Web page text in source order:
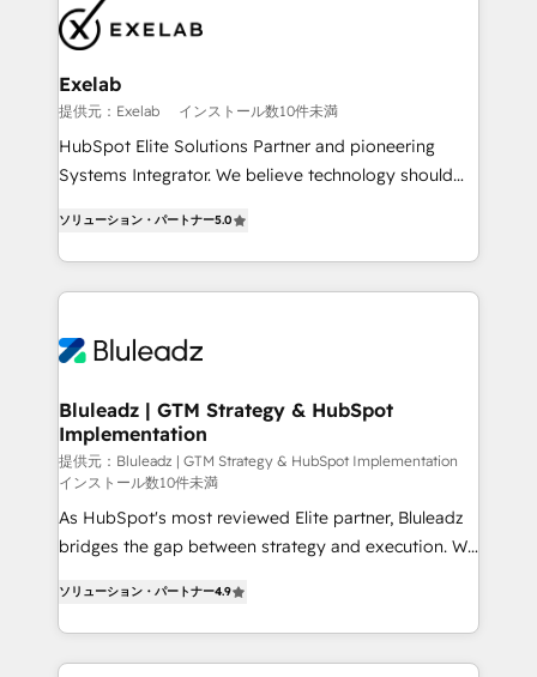
on delivering clean, scalable, AI-ready systems that
create long-term value and a consistently strong
ィブ・エージェンシーです。事業部・グループ会社・部
門が分立する組織で、データと業務プロセスのサイロ化
を、CRMを軸とした全社共通基盤に再構築します。意
思決定者・PMO・現場担当者に並走します。 1️⃣
HubSpot導入・活用支援 顧客データの一元化から、
GTMの見える化・自動化まで。全Hub統合運用、デー
2️⃣ AIエージェント組織構築 営業・マーケティング業務
の一部をAIが自律実行する組織への移行を設計・実装。
DX × AI推進のPMO伴走支援 複数部門をまたぐDX×AI変
革を、構想から実装・定着までPMOとして主導。「設
の統合・浸透・変革管理を実行します。 ▸ CMS戦略設
計・構築：リード獲得・CVR・SEOを前提にした情報設
計・導線設計・テンプレート設計をContent Hubで一体
提供。 ▸ 既存CRM・MAからの移行支援：Salesforce・
Marketo・Pardot等からの移行、カスタム設計、履歴
Perplexity等のAI検索からの流入・引用を前提にコンテ
ンツとサイト構造を最適化。 🏆 なぜ100incを選ぶの
Exelab
提供元：Exelab インストール数10件未満
HubSpot Elite Solutions Partner and pioneering
Systems Integrator. We believe technology should
Every engagement begins with clear objectives,
customer journey mapping, and measurable KPIs.
Only then we architect solutions. The question is
outcomes to deliver. -SYSTEM INTEGRATION-
make HubSpot the operational hub, integrated with
SAP, Microsoft Dynamics, custom ERPs, and any
enterprise platform. Proprietary apps extend
HubSpot beyond standard configurations. -AI-
FIRST- AI across customer-facing operations to
accelerate decisions, streamline processes, and
action and automation into competitive advantage.
✦ 150+ implementations ✦ 100+ certifications ✦ 7
ソリューション・パートナー5.0
Bluleadz | GTM Strategy & HubSpot
Implementation
提供元：Bluleadz | GTM Strategy & HubSpot Implementation
インストール数10件未満
As HubSpot's most reviewed Elite partner, Bluleadz
bridges the gap between strategy and execution. We
Operating System (GTM OS) to align your leadership
and engineer a portal that drives predictable
revenue velocity. 🚀 GTM Strategy & Alignment
ソリューション・パートナー4.9